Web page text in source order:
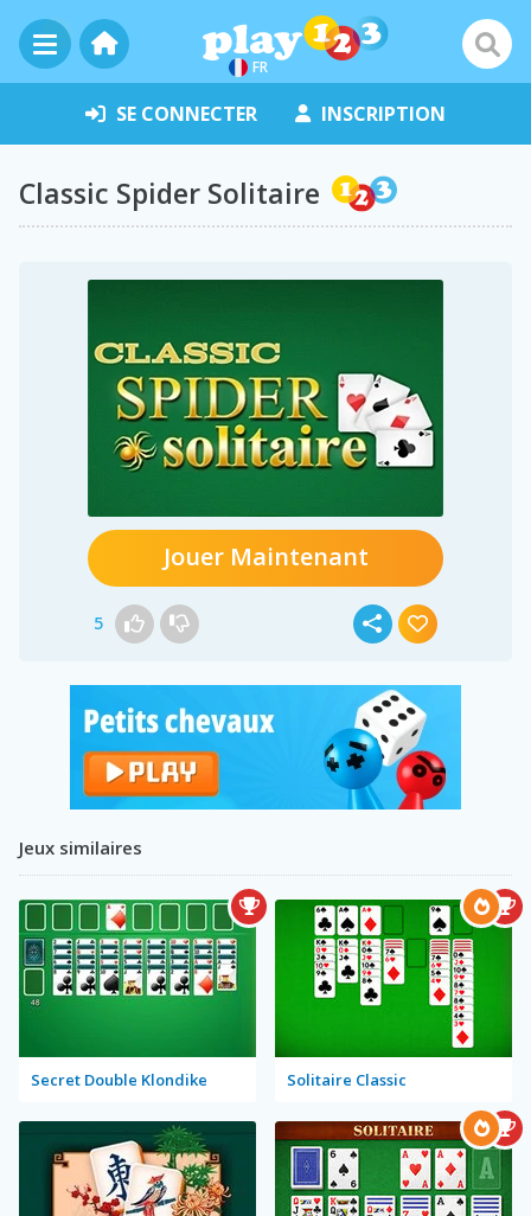
FR
SE CONNECTER INSCRIPTION
Classic Spider Solitaire
Jouer Maintenant
5
Jeux similaires
Secret Double Klondike Solitaire Classic